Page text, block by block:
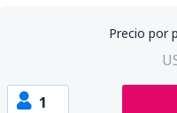
Precio por
1